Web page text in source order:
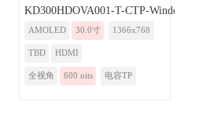
KD300HDOVA001-T-CTP-Windows
AMOLED 30.0寸 1366x768
TBD HDMI
全视角 600 nits 电容TP